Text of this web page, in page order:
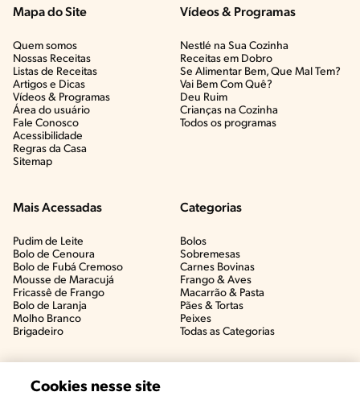
Mapa do Site
Quem somos
Nossas Receitas
Listas de Receitas​
Artigos e Dicas​
Vídeos & Programas​
Área do usuário
Fale Conosco
Acessibilidade
Regras da Casa
Sitemap
Vídeos & Programas​
Nestlé na Sua Cozinha
Receitas em Dobro
Se Alimentar Bem, Que Mal Tem?​
Vai Bem Com Quê?​
Deu Ruim​
Crianças na Cozinha​
Todos os programas
Mais Acessadas
Pudim de Leite
Bolo de Cenoura
Bolo de Fubá Cremoso
Mousse de Maracujá
Fricassê de Frango
Bolo de Laranja
Molho Branco
Brigadeiro
Categorias
Bolos
Sobremesas
Carnes Bovinas​
Frango & Aves​
Macarrão & Pasta​
Pães & Tortas​
Peixes
Todas as Categorias
Cookies nesse site